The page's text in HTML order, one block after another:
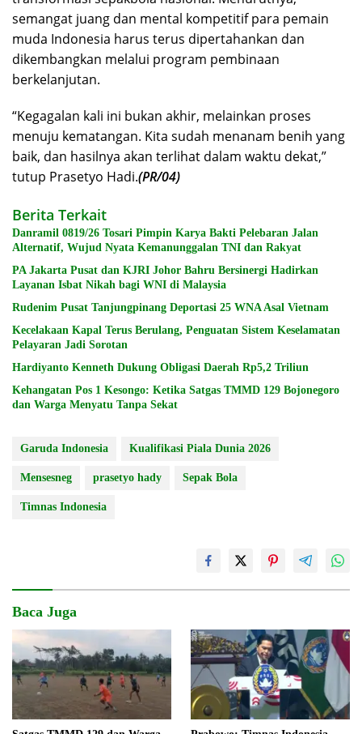
semangat juang dan mental kompetitif para pemain
muda Indonesia harus terus dipertahankan dan
dikembangkan melalui program pembinaan
berkelanjutan.
“Kegagalan kali ini bukan akhir, melainkan proses
menuju kematangan. Kita sudah menanam benih yang
baik, dan hasilnya akan terlihat dalam waktu dekat,”
tutup Prasetyo Hadi.(PR/04)
Berita Terkait
Danramil 0819/26 Tosari Pimpin Karya Bakti Pelebaran Jalan
Alternatif, Wujud Nyata Kemanunggalan TNI dan Rakyat
PA Jakarta Pusat dan KJRI Johor Bahru Bersinergi Hadirkan
Layanan Isbat Nikah bagi WNI di Malaysia
Rudenim Pusat Tanjungpinang Deportasi 25 WNA Asal Vietnam
Kecelakaan Kapal Terus Berulang, Penguatan Sistem Keselamatan
Pelayaran Jadi Sorotan
Hardiyanto Kenneth Dukung Obligasi Daerah Rp5,2 Triliun
Kehangatan Pos 1 Kesongo: Ketika Satgas TMMD 129 Bojonegoro
dan Warga Menyatu Tanpa Sekat
Garuda Indonesia Kualifikasi Piala Dunia 2026
Mensesneg prasetyo hady Sepak Bola
Timnas Indonesia
Baca Juga